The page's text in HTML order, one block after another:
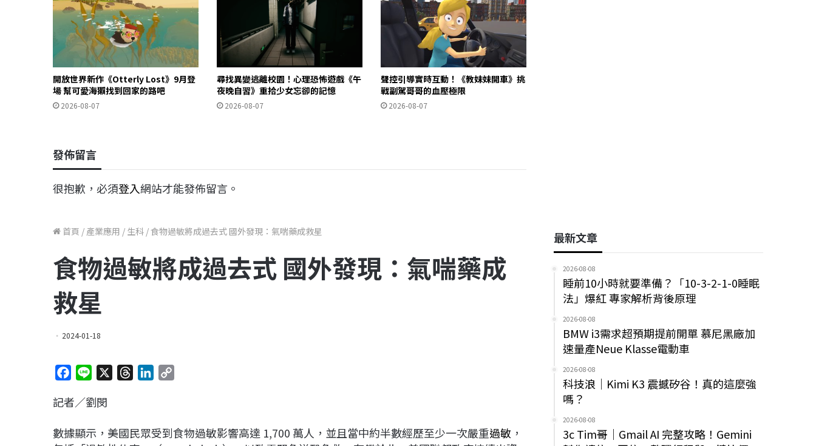
開放世界新作《Otterly Lost》9月登
場 幫可愛海獺找到回家的路吧
2026-08-07
尋找異變逃離校園！心理恐怖遊戲《午
夜晚自習》重拾少女忘卻的記憶
2026-08-07
聲控引導實時互動！《教妹妹開車》挑
戰副駕哥哥的血壓極限
2026-08-07
發佈留言
很抱歉，必須登入網站才能發佈留言。